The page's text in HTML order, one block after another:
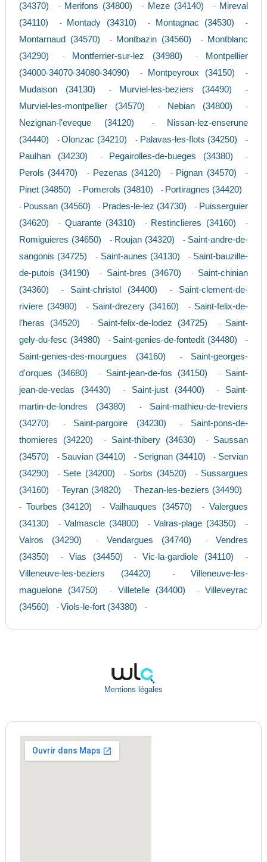
(34370)
- Merifons (34800) - Meze (34140) - Mireval
(34110)
- Montady (34310) - Montagnac (34530) -
Montarnaud (34570) - Montbazin (34560) -
Montblanc
(34290)
- Montferrier-sur-lez (34980) -
Montpellier
(34000-34070-34080-34090)
- Montpeyroux (34150) -
Mudaison (34130) - Murviel-les-beziers (34490) -
Murviel-les-montpellier (34570) - Nebian (34800) -
Nezignan-l'eveque (34120) -
Nissan-lez-enserune
(34440)
-Olonzac (34210) - Palavas-les-flots (34250) -
Paulhan (34230) - Pegairolles-de-bueges (34380) -
Perols (34470) - Pezenas (34120) - Pignan (34570) -
Pinet (34850) - Pomerols (34810) - Portiragnes (34420)
- Poussan (34560) - Prades-le-lez (34730) - Puisserguier
(34620)
- Quarante (34310) - Restinclieres (34160) -
Romiguieres (34650) - Roujan (34320) - Saint-andre-de-
sangonis (34725)
- Saint-aunes (34130) - Saint-bauzille-
de-putois (34190)
- Saint-bres (34670) - Saint-chinian
(34360)
- Saint-christol (34400) - Saint-clement-de-
riviere (34980)
- Saint-drezery (34160) - Saint-felix-de-
l'heras (34520)
- Saint-felix-de-lodez (34725) - Saint-
gely-du-fesc (34980)
- Saint-genies-de-fontedit (34480) -
Saint-genies-des-mourgues (34160) - Saint-georges-
d'orques (34680)
- Saint-jean-de-fos (34150) - Saint-
jean-de-vedas (34430)
- Saint-just (34400) - Saint-
martin-de-londres (34380)
- Saint-mathieu-de-treviers
(34270)
- Saint-pargoire (34230) - Saint-pons-de-
thomieres (34220)
- Saint-thibery (34630) - Saussan
(34570)
- Sauvian (34410) - Serignan (34410) - Servian
(34290)
- Sete (34200) - Sorbs (34520) - Sussargues
(34160)
- Teyran (34820) - Thezan-les-beziers (34490)
- Tourbes (34120) - Vailhauques (34570) - Valergues
(34130)
- Valmascle (34800) - Valras-plage (34350) -
Valros (34290) - Vendargues (34740) - Vendres
(34350)
- Vias (34450) - Vic-la-gardiole (34110) -
Villeneuve-les-beziers (34420) - Villeneuve-les-
maguelone (34750)
- Villetelle (34400) - Villeveyrac
(34560)
- Viols-le-fort (34380) -
Mentions légales